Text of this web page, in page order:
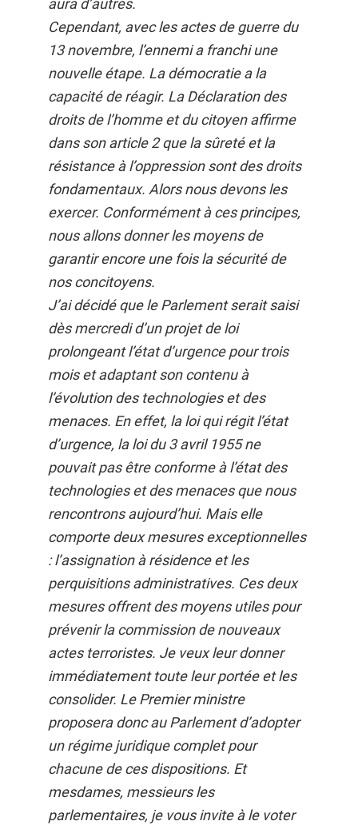
aura d’autres.
Cependant, avec les actes de guerre du
13 novembre, l’ennemi a franchi une
nouvelle étape. La démocratie a la
capacité de réagir. La Déclaration des
droits de l’homme et du citoyen affirme
dans son article 2 que la sûreté et la
résistance à l’oppression sont des droits
fondamentaux. Alors nous devons les
exercer. Conformément à ces principes,
nous allons donner les moyens de
garantir encore une fois la sécurité de
nos concitoyens.
J’ai décidé que le Parlement serait saisi
dès mercredi d’un projet de loi
prolongeant l’état d’urgence pour trois
mois et adaptant son contenu à
l’évolution des technologies et des
menaces. En effet, la loi qui régit l’état
d’urgence, la loi du 3 avril 1955 ne
pouvait pas être conforme à l’état des
technologies et des menaces que nous
rencontrons aujourd’hui. Mais elle
comporte deux mesures exceptionnelles
: l’assignation à résidence et les
perquisitions administratives. Ces deux
mesures offrent des moyens utiles pour
prévenir la commission de nouveaux
actes terroristes. Je veux leur donner
immédiatement toute leur portée et les
consolider. Le Premier ministre
proposera donc au Parlement d’adopter
un régime juridique complet pour
chacune de ces dispositions. Et
mesdames, messieurs les
parlementaires, je vous invite à le voter